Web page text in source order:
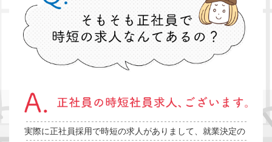
実際に正社員採用で時短の求人がありまして、就業決定の